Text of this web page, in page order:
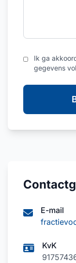
Ik ga
gegevens
E-mail
KvK